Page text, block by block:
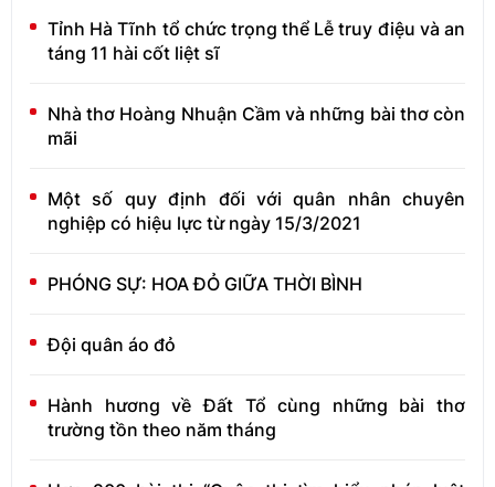
Tỉnh Hà Tĩnh tổ chức trọng thể Lễ truy điệu và an
táng 11 hài cốt liệt sĩ
Nhà thơ Hoàng Nhuận Cầm và những bài thơ còn
mãi
Một số quy định đối với quân nhân chuyên
nghiệp có hiệu lực từ ngày 15/3/2021
PHÓNG SỰ: HOA ĐỎ GIỮA THỜI BÌNH
Đội quân áo đỏ
Hành hương về Đất Tổ cùng những bài thơ
trường tồn theo năm tháng